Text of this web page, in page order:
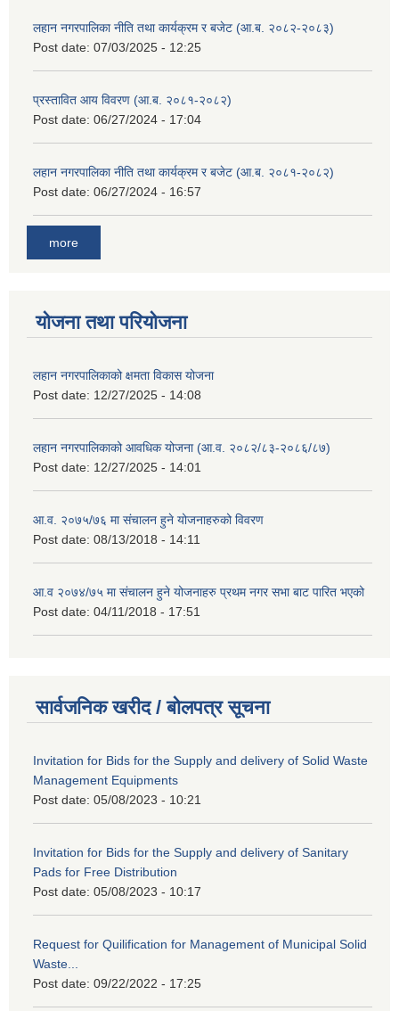
लहान नगरपालिका नीति तथा कार्यक्रम र बजेट (आ.ब. २०८२-२०८३)
Post date: 07/03/2025 - 12:25
प्रस्तावित आय विवरण (आ.ब. २०८१-२०८२)
Post date: 06/27/2024 - 17:04
लहान नगरपालिका नीति तथा कार्यक्रम र बजेट (आ.ब. २०८१-२०८२)
Post date: 06/27/2024 - 16:57
more
योजना तथा परियोजना
लहान नगरपालिकाको क्षमता विकास योजना
Post date: 12/27/2025 - 14:08
लहान नगरपालिकाको आवधिक योजना (आ.व. २०८२/८३-२०८६/८७)
Post date: 12/27/2025 - 14:01
आ.व. २०७५/७६ मा संचालन हुने योजनाहरुको विवरण
Post date: 08/13/2018 - 14:11
आ.व २०७४/७५ मा संचालन हुने योजनाहरु प्रथम नगर सभा बाट पारित भएको
Post date: 04/11/2018 - 17:51
सार्वजनिक खरीद / बोलपत्र सूचना
Invitation for Bids for the Supply and delivery of Solid Waste
Management Equipments
Post date: 05/08/2023 - 10:21
Invitation for Bids for the Supply and delivery of Sanitary
Pads for Free Distribution
Post date: 05/08/2023 - 10:17
Request for Quilification for Management of Municipal Solid
Waste...
Post date: 09/22/2022 - 17:25